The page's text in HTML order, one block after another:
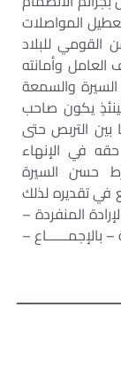
المواصلات
القومي للبلاد
العامل وأمانته
والسمعة
يكون صاحب
بين التربص حتى
في الإنهاء
حسن السيرة
في تقديره لذلك
المنفردة –
بالإجمــــــاع –